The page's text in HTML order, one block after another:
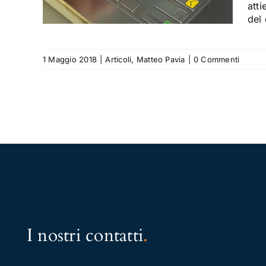
del
1 Maggio 2018 Articoli, Matteo Pavia 0 Commenti
I nostri contatti.